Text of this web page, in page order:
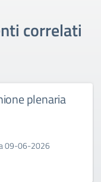
correlati
plenaria
09-06-2026